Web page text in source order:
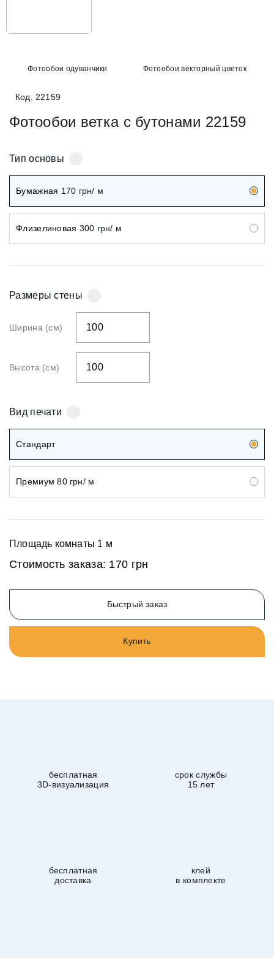
Фотообои одуванчики Фотообои векторный цветок
Код: 22159
Фотообои ветка с бутонами 22159
Тип основы
Бумажная 170 грн/ м
Флизелиновая 300 грн/ м
Размеры стены
Ширина (см)
Высота (см)
Вид печати
Стандарт
Премиум 80 грн/ м
Площадь комнаты 1 м
Стоимость заказа: 170 грн
Быстрый заказ
Купить
бесплатная
3D-визуализация
срок службы
15 лет
бесплатная
доставка
клей
в комплекте